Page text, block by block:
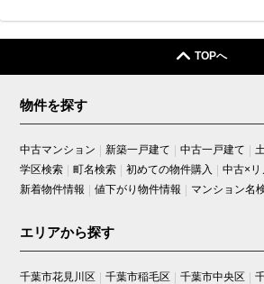
TOPへ
物件を探す
中古マンション 新築一戸建て 中古一戸建て
学区検索
町名検索 初めての物件購入
中古×リ
新着物件情報
値下がり物件情報 マンション名
エリアから探す
千葉市花見川区 千葉市稲毛区 千葉市中央区